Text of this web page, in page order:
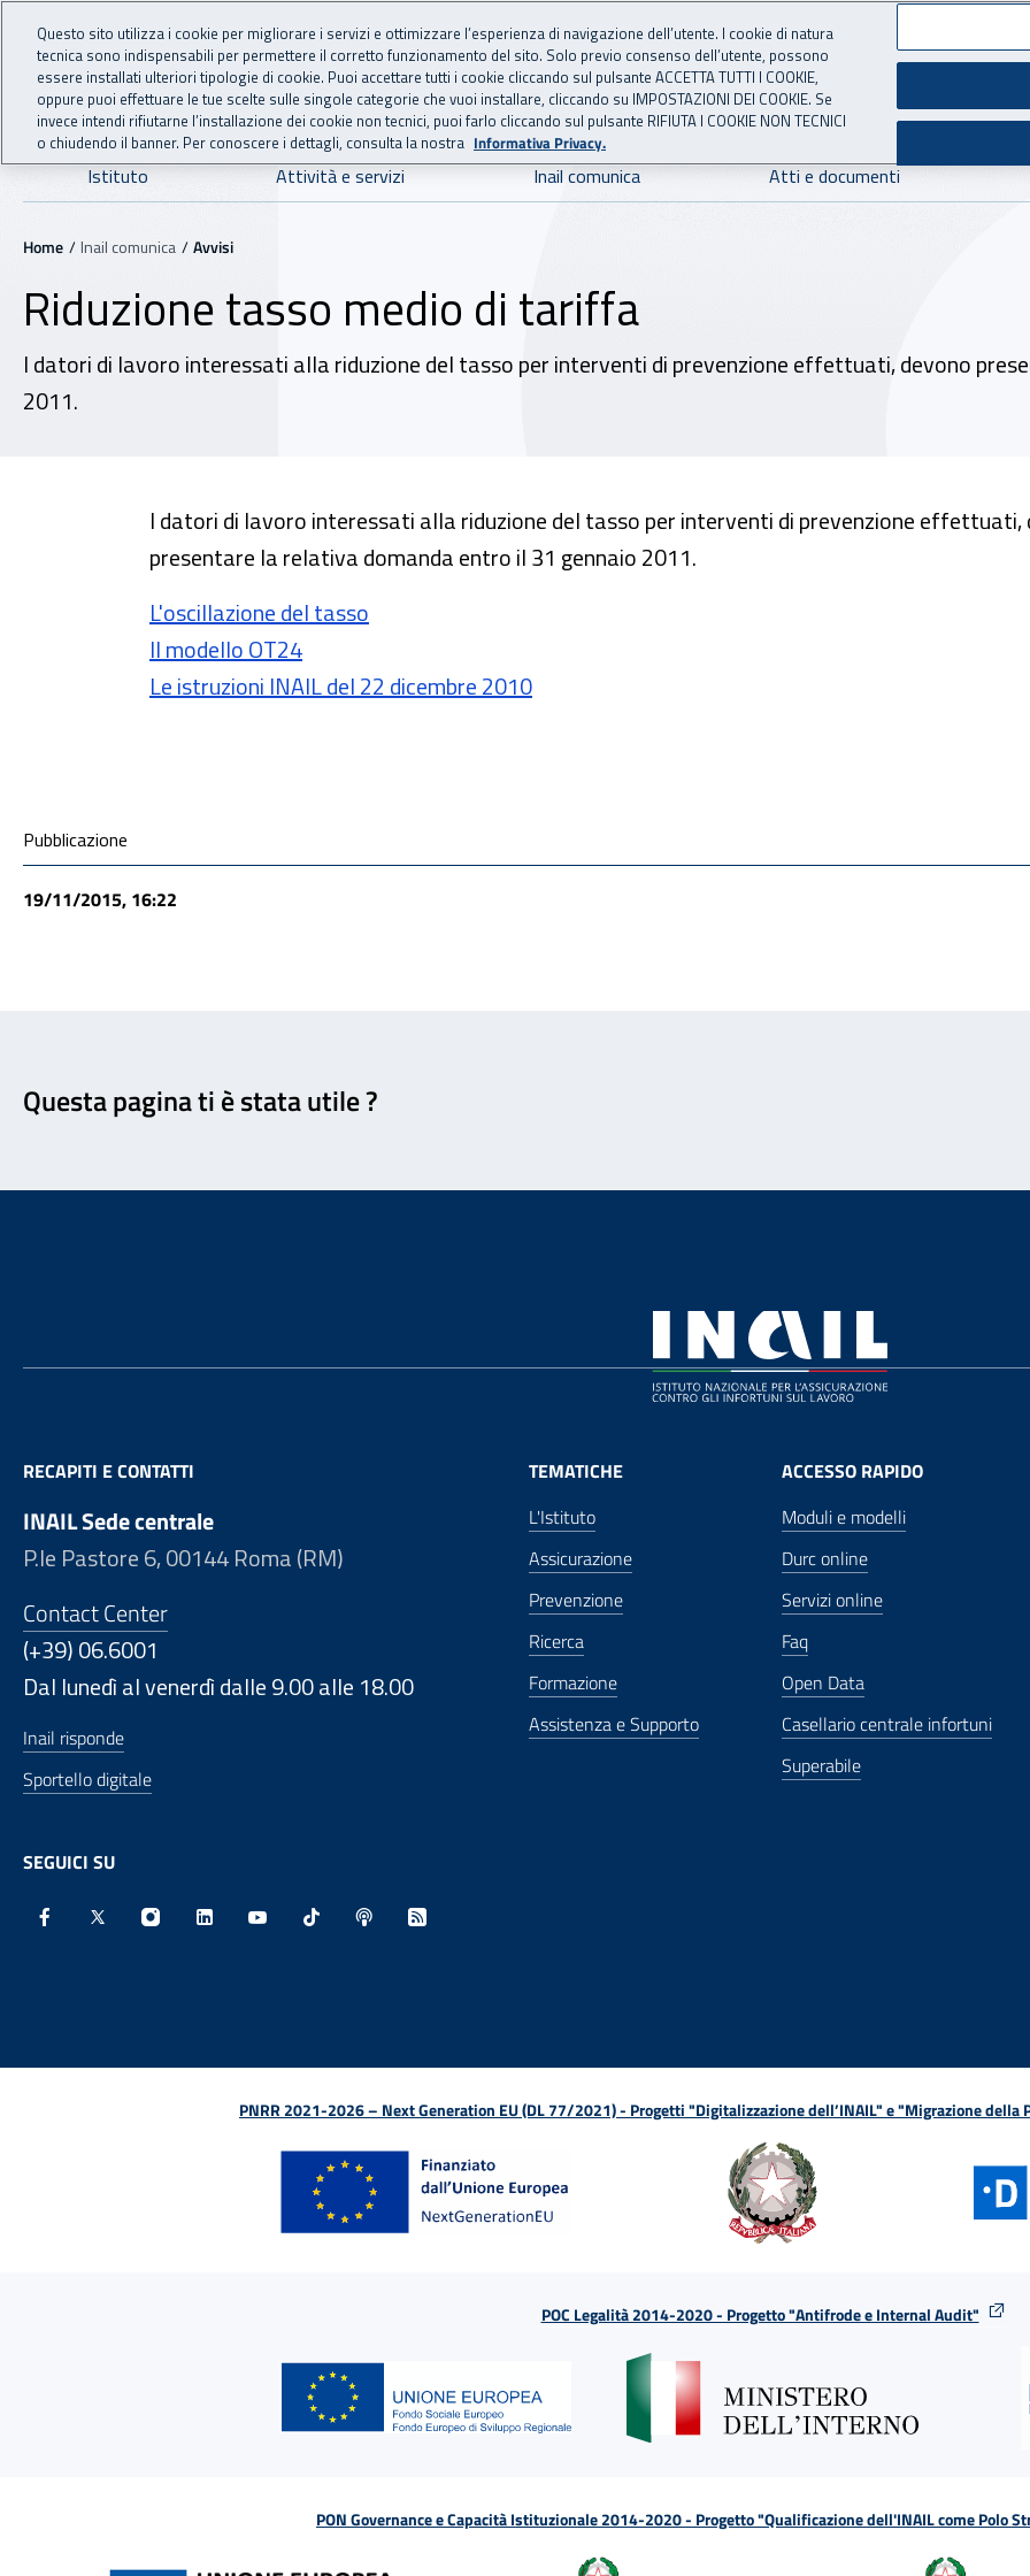
Vai al menu principale
Vai al contenuto principale
INAIL - Istituto Nazionale per l'Assicurazione
Navigazione principale
Istituto Attività e servizi Inail comunica Atti e documenti
Navigazione - Ti trovi in:
Home Inail comunica Avvisi
Riduzione tasso medio di tariffa
I datori di lavoro interessati alla riduzione del tasso per interventi di prevenzione effettuati, devono
2011.
I datori di lavoro interessati alla riduzione del tasso per interventi di prevenzione effettuati,
presentare la relativa domanda entro il 31 gennaio 2011.
L'oscillazione del tasso
Il modello OT24
Le istruzioni INAIL del 22 dicembre 2010
Condivisione social
Pubblicazione
19/11/2015, 16:22
Questa pagina ti è stata utile ?
RECAPITI E CONTATTI
INAIL Sede centrale
P.le Pastore 6, 00144 Roma (RM)
Contact Center
(+39) 06.6001
Dal lunedì al venerdì dalle 9.00 alle 18.00
Inail risponde
Sportello digitale
SEGUICI SU
TEMATICHE
L'Istituto
Assicurazione
Prevenzione
Ricerca
Formazione
Assistenza e Supporto
ACCESSO RAPIDO
Moduli e modelli
Durc online
Servizi online
Faq
Open Data
Casellario centrale infortuni
Superabile
PNRR 2021-2026 – Next Generation EU (DL 77/2021) - Progetti "Digitalizzazione dell’INAIL" e "Migrazione della
POC Legalità 2014-2020 - Progetto "Antifrode e Internal Audit"
PON Governance e Capacità Istituzionale 2014-2020 - Progetto "Qualificazione dell'INAIL come Polo
Questo sito utilizza i cookie per migliorare i servizi e ottimizzare l’esperienza di navigazione dell’utente. I cookie di natura
tecnica sono indispensabili per permettere il corretto funzionamento del sito. Solo previo consenso dell’utente, possono
essere installati ulteriori tipologie di cookie. Puoi accettare tutti i cookie cliccando sul pulsante ACCETTA TUTTI I COOKIE,
oppure puoi effettuare le tue scelte sulle singole categorie che vuoi installare, cliccando su IMPOSTAZIONI DEI COOKIE. Se
invece intendi rifiutarne l’installazione dei cookie non tecnici, puoi farlo cliccando sul pulsante RIFIUTA I COOKIE NON TECNICI
o chiudendo il banner. Per conoscere i dettagli, consulta la nostra Informativa Privacy.